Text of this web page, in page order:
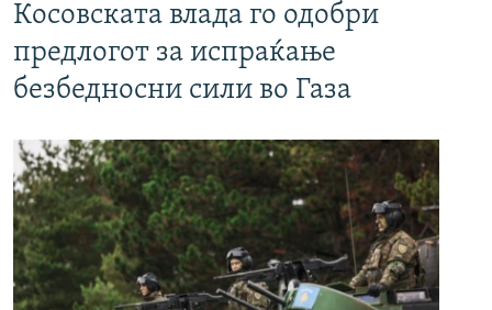
Косовската влада го одобри
предлогот за испраќање
безбедносни сили во Газа